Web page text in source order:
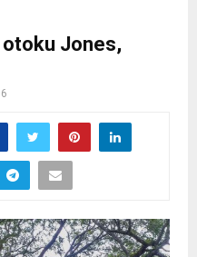
otoku Jones,